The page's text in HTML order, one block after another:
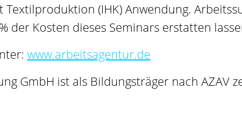
(IHK) Anwendung.
der Kosten dieses Seminars erstatten
www.arbeitsagentur.de
GmbH ist als Bildungsträger nach AZAV